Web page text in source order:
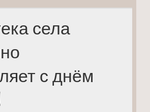
села
с днём